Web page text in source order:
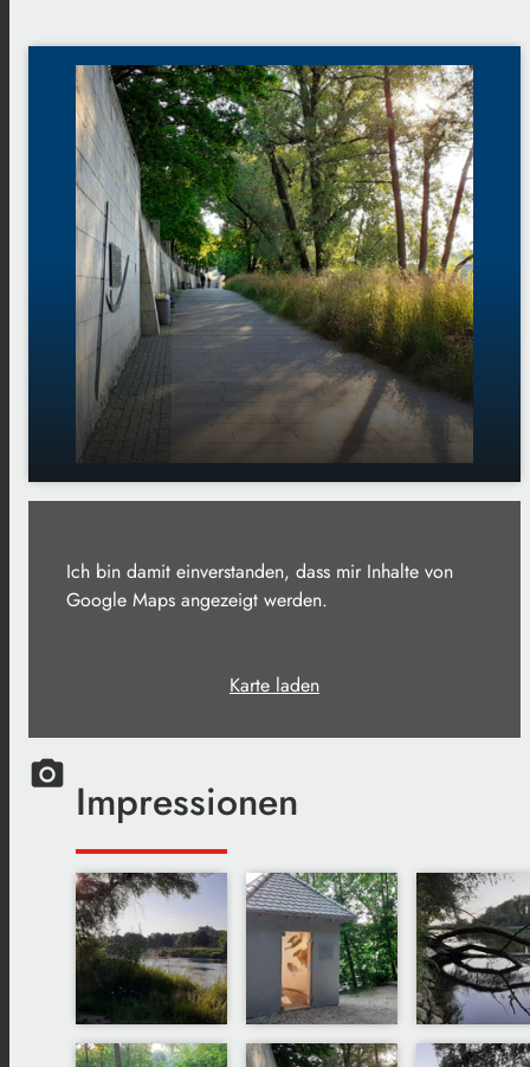
00:00 01:06
Ich bin damit einverstanden, dass mir Inhalte von
Google Maps angezeigt werden.
Karte laden
camera_alt
Impressionen